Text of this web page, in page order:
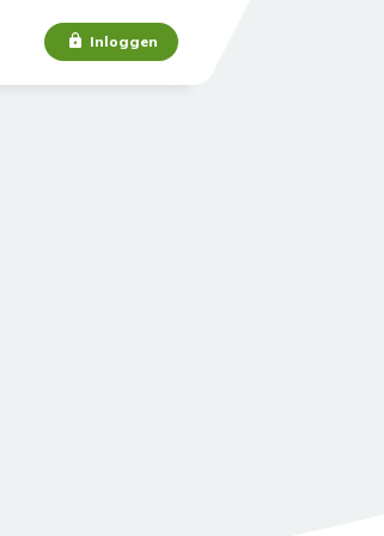
Inloggen